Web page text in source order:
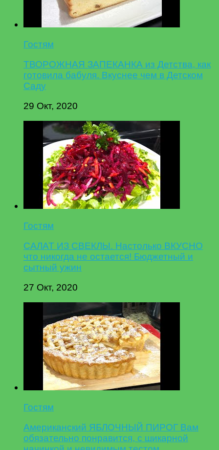
Гостям
ТВОРОЖНАЯ ЗАПЕКАНКА из Детства, как
готовила бабуля. Вкуснее чем в Детском
Саду
29 Окт, 2020
Гостям
САЛАТ ИЗ СВЕКЛЫ. Настолько ВКУСНО
что никогда не остается! Бюджетный и
сытный ужин
27 Окт, 2020
Гостям
Американский ЯБЛОЧНЫЙ ПИРОГ Вам
обязательно понравится, с шикарной